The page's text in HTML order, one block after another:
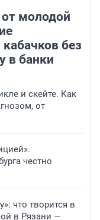
молодой
без
в банки
и скейте. Как
от
честно
что творится в
в Рязани —